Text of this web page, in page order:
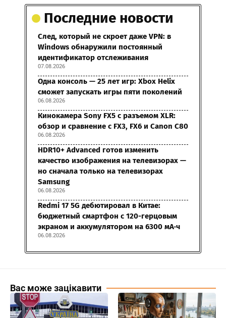
Последние новости
След, который не скроет даже VPN: в
Windows обнаружили постоянный
идентификатор отслеживания
07.08.2026
Одна консоль — 25 лет игр: Xbox Helix
сможет запускать игры пяти поколений
06.08.2026
Кинокамера Sony FX5 с разъемом XLR:
обзор и сравнение с FX3, FX6 и Canon C80
06.08.2026
HDR10+ Advanced готов изменить
качество изображения на телевизорах —
но сначала только на телевизорах
Samsung
06.08.2026
Redmi 17 5G дебютировал в Китае:
бюджетный смартфон с 120-герцовым
экраном и аккумулятором на 6300 мА·ч
06.08.2026
Вас може зацікавити